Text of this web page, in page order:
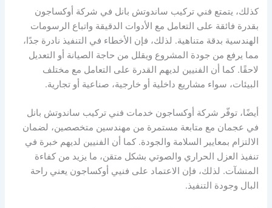
كذلك، يتمتع فني تركيب ساندوتش بانل في شركة أوكساجون
بقدرة فائقة على التعامل مع الأدوات الدقيقة واتباع الرسومات
الهندسية بدقة متناهية. لذلك، فإن الأخطاء في التنفيذ نادرة جدًا،
مما يرفع من جودة المشروع ويقلل من حاجة الصيانة أو التعديل
لاحقًا. كما أن الفنيين لديهم القدرة على التعامل مع مختلف
البيئات، سواء مشاريع داخلية أو خارجية، صناعية أو تجارية.
أيضًا، توفّر شركة أوكساجون خدمات فني تركيب ساندوتش بانل
في عجمان مع متابعة مستمرة من مهندسين متخصصين، لضمان
الالتزام بمعايير السلامة والجودة. كما أن الفنيين لديهم خبرة في
تنفيذ العزل الحراري والصوتي بشكل متقن، ما يزيد من كفاءة
المنشآت. لذلك، فإن الاعتماد على فنيي أوكساجون يعني راحة
البال وجودة التنفيذ.